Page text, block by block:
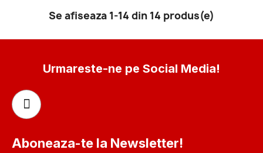
Se afiseaza 1-14 din 14 produs(e)
Urmareste-ne pe Social Media!
Aboneaza-te la Newsletter!